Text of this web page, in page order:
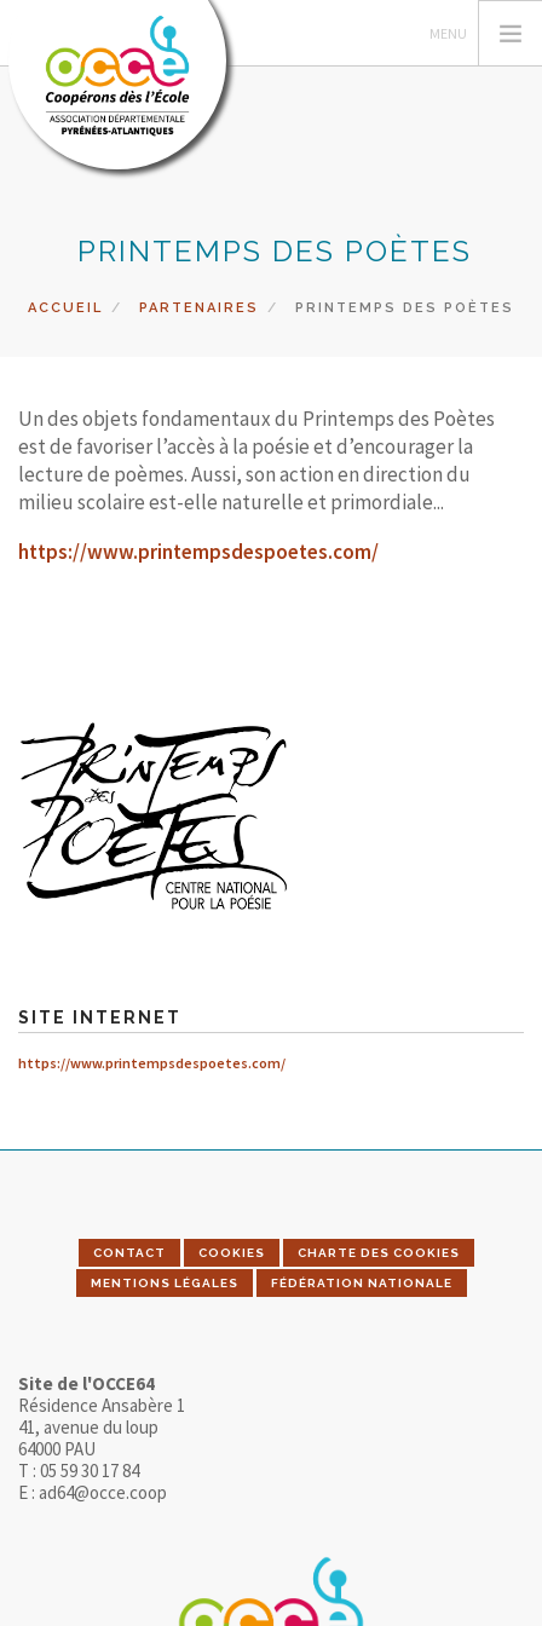
GESTION ET ASSURANCE
ACCÈS RÉSERVÉ
RECHERCHER
CONTACT
PRINTEMPS DES POÈTES
ACCUEIL PARTENAIRES PRINTEMPS DES POÈTES
Un des objets fondamentaux du Printemps des Poètes
est de favoriser l’accès à la poésie et d’encourager la
lecture de poèmes. Aussi, son action en direction du
milieu scolaire est-elle naturelle et primordiale...
https://www.printempsdespoetes.com/
SITE INTERNET
https://www.printempsdespoetes.com/
CONTACT COOKIES CHARTE DES COOKIES
MENTIONS LÉGALES FÉDÉRATION NATIONALE
Site de l'OCCE64
Résidence Ansabère 1
41, avenue du loup
64000 PAU
T : 05 59 30 17 84
E : ad64@occe.coop